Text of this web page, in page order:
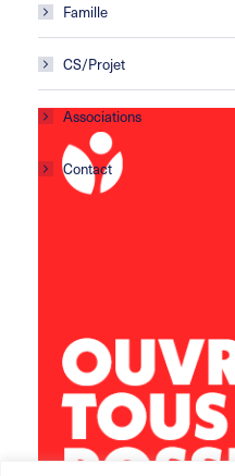
Famille
CS/Projet
Associations
Contact
brest.horizons@leolagrange.org